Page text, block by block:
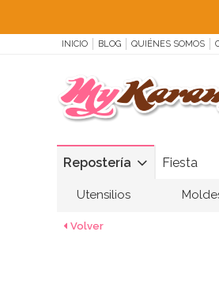
INICIO BLOG QUIÉNES SOMOS
Repostería Fiesta
Utensilios
Volver